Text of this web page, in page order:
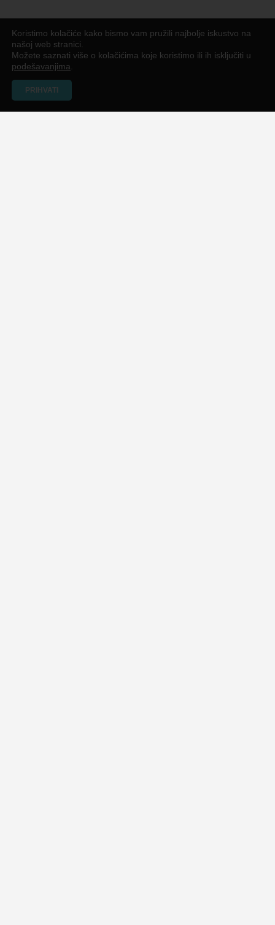
Koristimo kolačiće kako bismo vam pružili najbolje iskustvo na
našoj web stranici.
Možete saznati više o kolačićima koje koristimo ili ih isključiti u
podešavanjima
PRIHVATI